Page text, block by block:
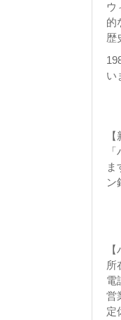
ウ
的
歴
い
ま
ン
所
電
営
定